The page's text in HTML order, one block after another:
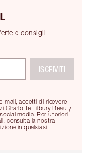
e consigli
mail, accetti di ricevere
Charlotte Tilbury Beauty
media. Per ulteriori
consulta la nostra
in qualsiasi
ISCRIVITI